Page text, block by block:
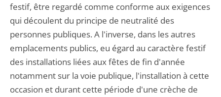
festif, être regardé comme conforme aux exigences
qui découlent du principe de neutralité des
personnes publiques. A l'inverse, dans les autres
emplacements publics, eu égard au caractère festif
des installations liées aux fêtes de fin d'année
notamment sur la voie publique, l'installation à cette
occasion et durant cette période d'une crèche de